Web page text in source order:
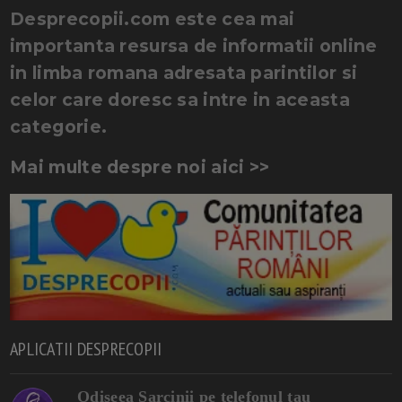
Desprecopii.com este cea mai
importanta resursa de informatii online
in limba romana adresata parintilor si
celor care doresc sa intre in aceasta
categorie.
Mai multe despre noi aici >>
APLICATII DESPRECOPII
Odiseea Sarcinii pe telefonul tau